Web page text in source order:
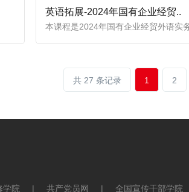
英语拓展-2024年国有企业经贸..
共 27 条记录 1 2
学院 | 共产党员网 | 全国宣传干部学院